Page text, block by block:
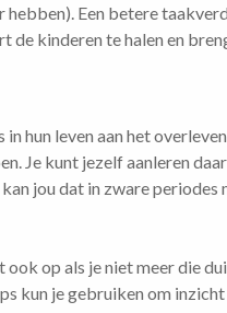
Een betere
kinderen te halen en
hun leven aan het
Je kunt jezelf aanleren
jou dat in zware periodes
op als je niet meer die
kun je gebruiken om